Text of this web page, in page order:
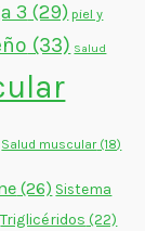
3 (29) piel y
(33) Salud
Salud muscular(18)
(26) Sistema
Triglicéridos (22)